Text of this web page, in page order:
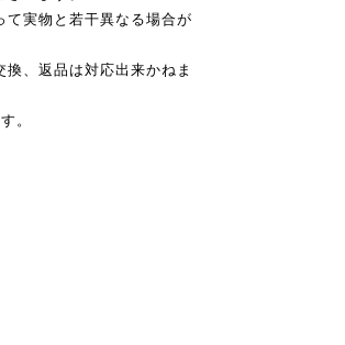
て実物と若干異なる場合が
、返品は対応出来かねま
。